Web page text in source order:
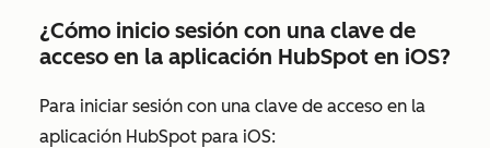
¿Cómo inicio sesión con una clave de
acceso en la aplicación HubSpot en iOS?
Para iniciar sesión con una clave de acceso en la
aplicación HubSpot para iOS: